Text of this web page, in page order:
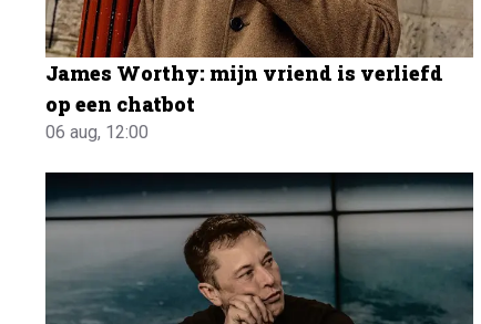
James Worthy: mijn vriend is verliefd
op een chatbot
06 aug, 12:00